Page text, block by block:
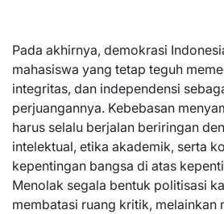
Pada akhirnya, demokrasi
mahasiswa yang tetap teguh
integritas, dan independensi
perjuangannya. Kebebasan
harus selalu berjalan beriringan
intelektual, etika akademik, serta
kepentingan bangsa di atas
Menolak segala bentuk politisasi
membatasi ruang kritik, melainkan